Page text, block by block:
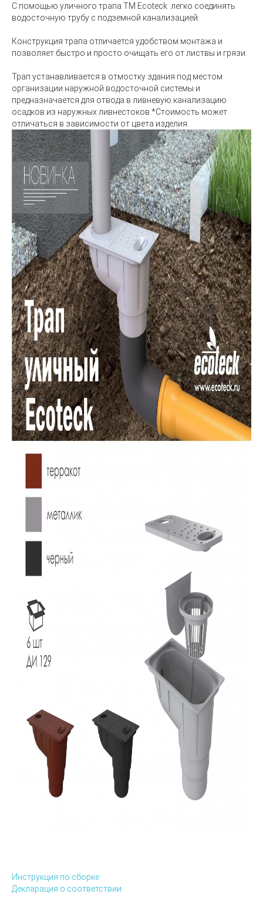
С помощью уличного трапа TM Ecoteck легко соединять
водосточную трубу с подземной канализацией.
Конструкция трапа отличается удобством монтажа и
позволяет быстро и просто очищать его от листвы и грязи.
Трап устанавливается в отмостку здания под местом
организации наружной водосточной системы и
предназначается для отвода в ливневую канализацию
осадков из наружных ливнестоков.*Стоимость может
отличаться в зависимости от цвета изделия.
Инструкция по сборке
Декларация о соответствии